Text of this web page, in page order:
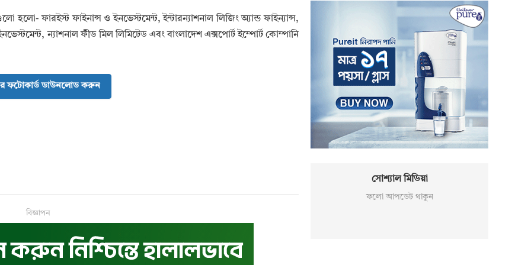
ফারইস্ট ফাইনান্স ও ইনভেস্টমেন্ট, ইন্টারন্যাশনাল লিজিং অ্যান্ড ফাইন্যান্স,
ন্যাশনাল ফীড মিল লিমিটেড এবং বাংলাদেশ এক্সপোর্ট ইম্পোর্ট কোম্পানি
ফটোকার্ড ডাউনলোড করুন
বিজ্ঞাপন
সোশ্যাল মিডিয়া
ফলো আপডেট থাকুন